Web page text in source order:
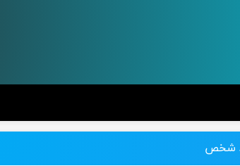
شخص